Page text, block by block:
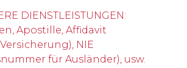
DIENSTLEISTUNGEN:
Apostille, Affidavit
NIE
für Ausländer), usw.